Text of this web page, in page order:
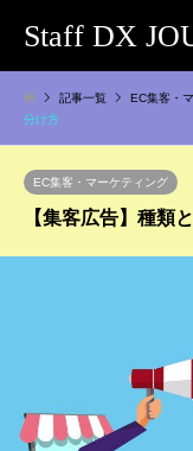
Staff DX
記事一覧 EC集客・
分け方
EC集客・マーケティング
【集客広告】種類